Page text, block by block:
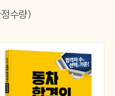
수량)